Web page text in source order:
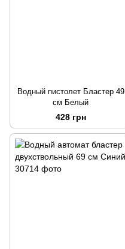
Водный пистолет Бластер 49
см Белый
428 грн